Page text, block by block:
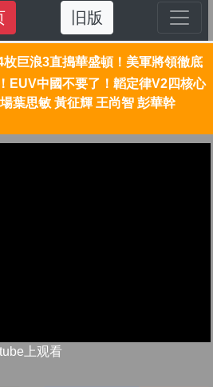
旧版
枚巨浪3直搗華盛頓！美軍將領徹底
EUV中國不要了！韜定律V2四核心
葉思敏 黃征輝 王尚智 彭華幹
上观看